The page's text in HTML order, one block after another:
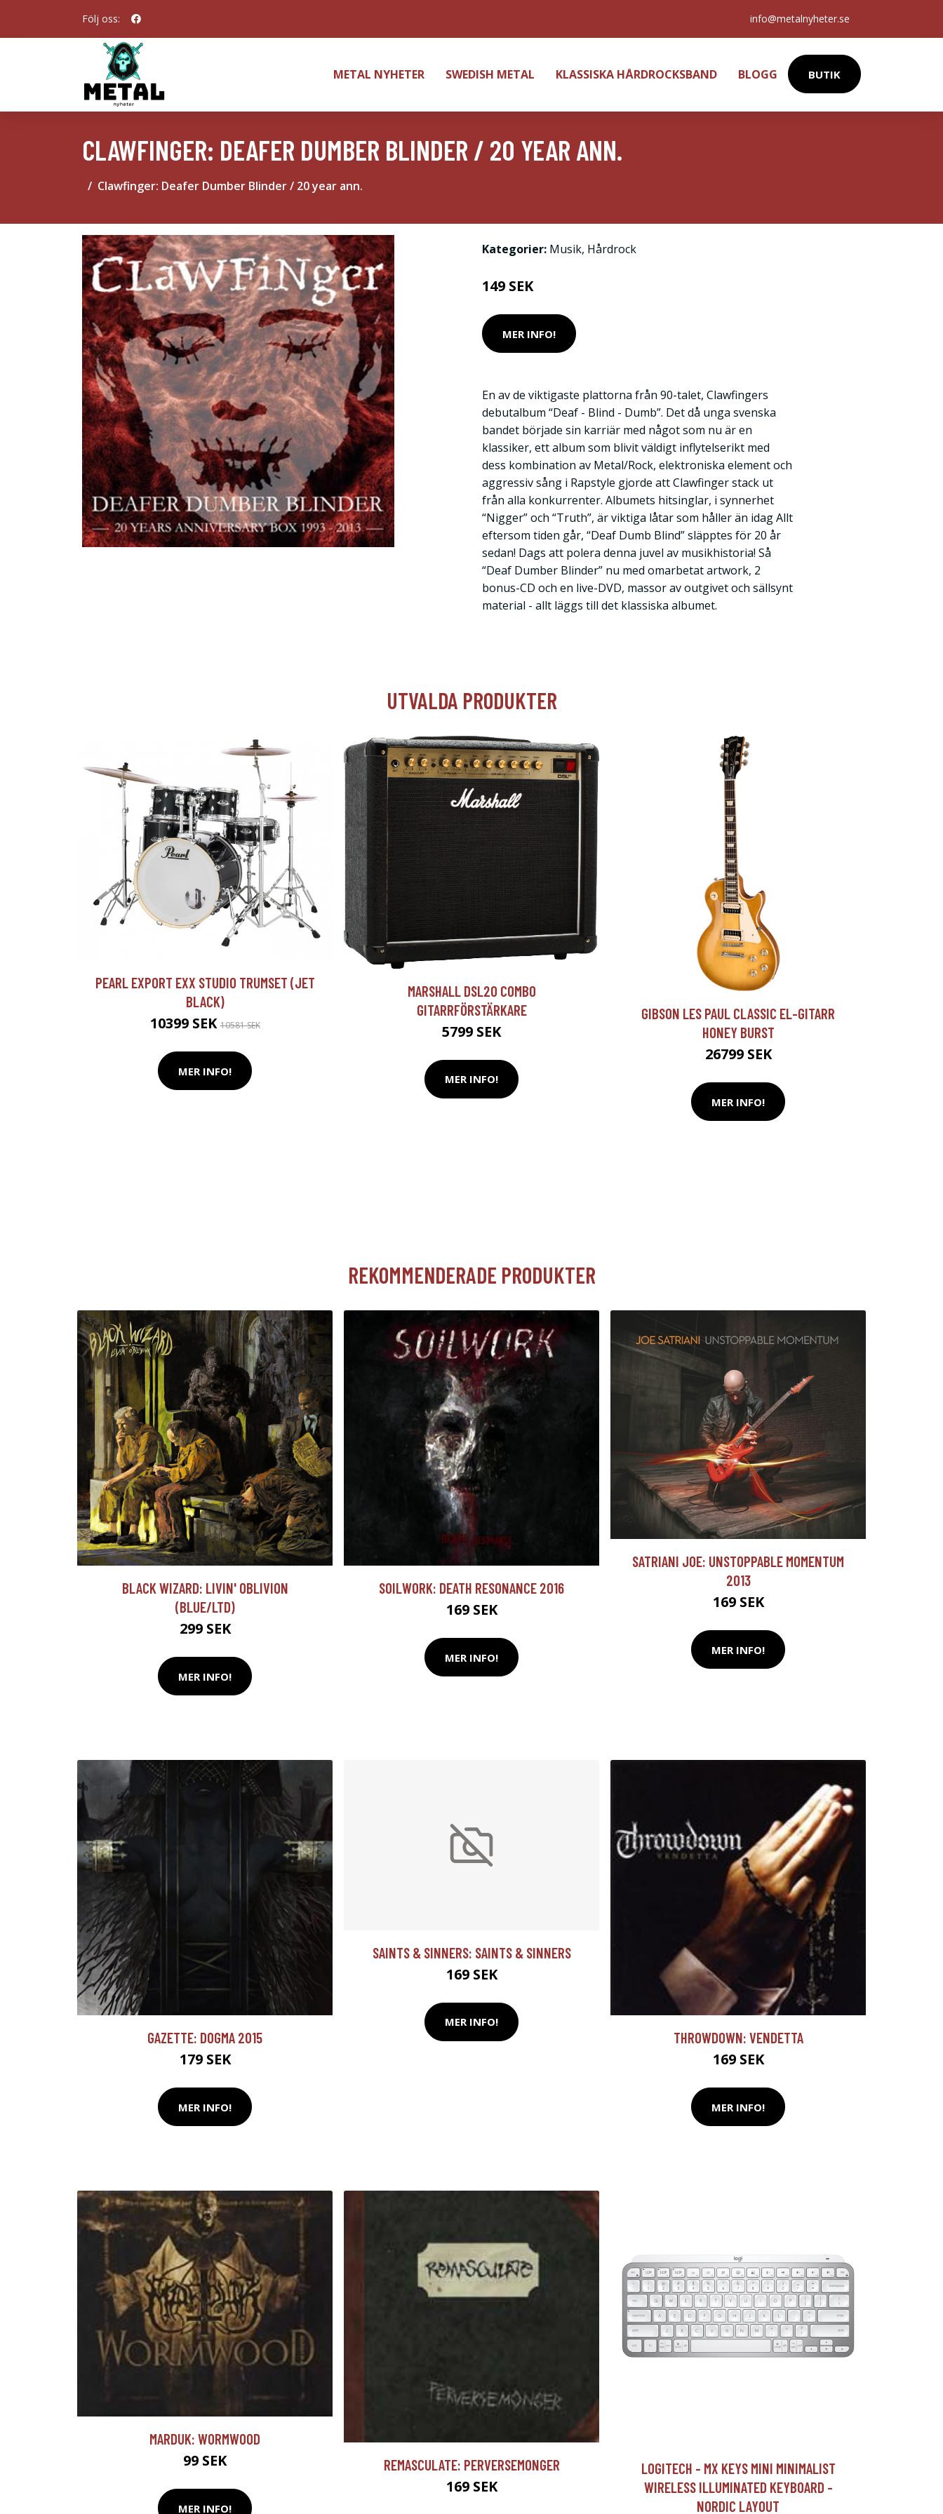
Följ oss: info@metalnyheter.se
METAL NYHETER SWEDISH METAL KLASSISKA HÅRDROCKSBAND BLOGG BUTIK
CLAWFINGER: DEAFER DUMBER BLINDER / 20 YEAR ANN.
Clawfinger: Deafer Dumber Blinder / 20 year ann.
Kategorier: Musik, Hårdrock
149 SEK
MER INFO!
En av de viktigaste plattorna från 90-talet, Clawfingers
debutalbum “Deaf - Blind - Dumb”. Det då unga svenska
bandet började sin karriär med något som nu är en
klassiker, ett album som blivit väldigt inflytelserikt med
dess kombination av Metal/Rock, elektroniska element och
aggressiv sång i Rapstyle gjorde att Clawfinger stack ut
från alla konkurrenter. Albumets hitsinglar, i synnerhet
“Nigger” och “Truth”, är viktiga låtar som håller än idag Allt
eftersom tiden går, “Deaf Dumb Blind” släpptes för 20 år
sedan! Dags att polera denna juvel av musikhistoria! Så
“Deaf Dumber Blinder” nu med omarbetat artwork, 2
bonus-CD och en live-DVD, massor av outgivet och sällsynt
material - allt läggs till det klassiska albumet.
UTVALDA PRODUKTER
PEARL EXPORT EXX STUDIO TRUMSET (JET
BLACK)
10399 SEK10581 SEK
MER INFO!
MARSHALL DSL20 COMBO
GITARRFÖRSTÄRKARE
5799 SEK
MER INFO!
GIBSON LES PAUL CLASSIC EL-GITARR
HONEY BURST
26799 SEK
MER INFO!
REKOMMENDERADE PRODUKTER
BLACK WIZARD: LIVIN' OBLIVION
(BLUE/LTD)
299 SEK
MER INFO!
SOILWORK: DEATH RESONANCE 2016
169 SEK
MER INFO!
SATRIANI JOE: UNSTOPPABLE MOMENTUM
2013
169 SEK
MER INFO!
GAZETTE: DOGMA 2015
179 SEK
MER INFO!
SAINTS & SINNERS: SAINTS & SINNERS
169 SEK
MER INFO!
THROWDOWN: VENDETTA
169 SEK
MER INFO!
MARDUK: WORMWOOD
99 SEK
MER INFO!
REMASCULATE: PERVERSEMONGER
169 SEK
LOGITECH - MX KEYS MINI MINIMALIST
WIRELESS ILLUMINATED KEYBOARD -
NORDIC LAYOUT